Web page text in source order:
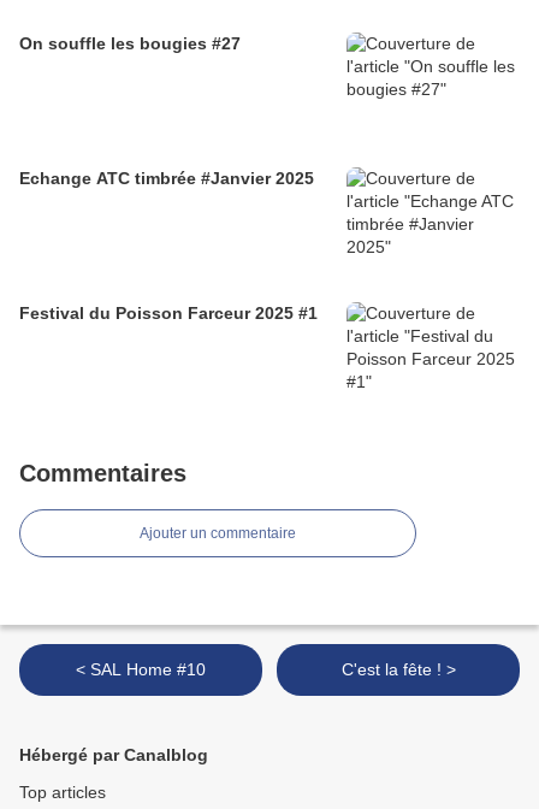
On souffle les bougies #27
Echange ATC timbrée #Janvier 2025
Festival du Poisson Farceur 2025 #1
Commentaires
Ajouter un commentaire
< SAL Home #10 C'est la fête ! >
Hébergé par Canalblog
Top articles